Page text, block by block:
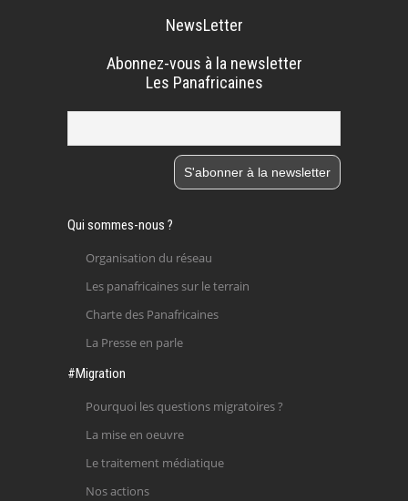
NewsLetter
Abonnez-vous à la newsletter
Les Panafricaines
Qui sommes-nous ?
Organisation du réseau
Les panafricaines sur le terrain
Charte des Panafricaines
La Presse en parle
#Migration
Pourquoi les questions migratoires ?
La mise en oeuvre
Le traitement médiatique
Nos actions